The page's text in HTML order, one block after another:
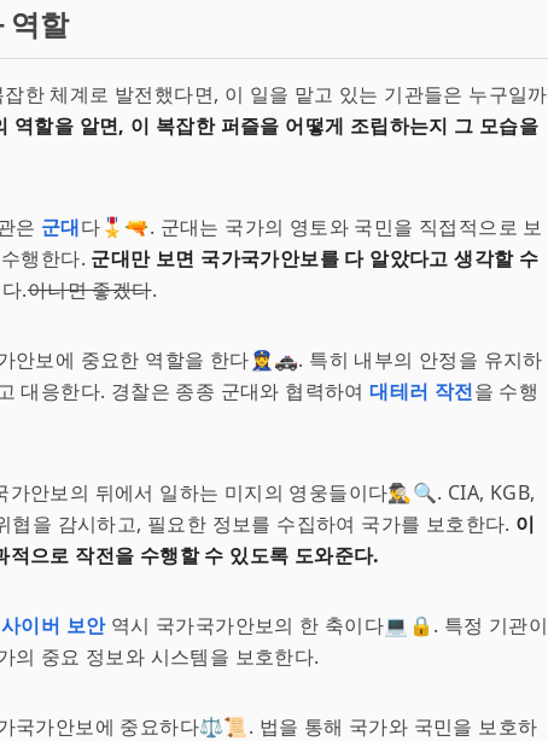
역할
한 체계로 발전했다면, 이 일을 맡고 있는 기관들은 누구일까
역할을 알면, 이 복잡한 퍼즐을 어떻게 조립하는지 그 모습을
은 군대다🎖️🔫. 군대는 국가의 영토와 국민을 직접적으로 보
행한다. 군대만 보면 국가국가안보를 다 알았다고 생각할 수
.아니면 좋겠다.
안보에 중요한 역할을 한다👮‍♀️🚓. 특히 내부의 안정을 유지하
대응한다. 경찰은 종종 군대와 협력하여대테러 작전을 수행
가안보의 뒤에서 일하는 미지의 영웅들이다🕵️‍♂️🔍. CIA, KGB,
협을 감시하고, 필요한 정보를 수집하여 국가를 보호한다. 이
적으로 작전을 수행할 수 있도록 도와준다.
사이버 보안역시 국가국가안보의 한 축이다💻🔒. 특정 기관이
의 중요 정보와 시스템을 보호한다.
국가안보에 중요하다⚖️📜. 법을 통해 국가와 국민을 보호하